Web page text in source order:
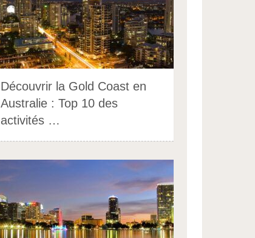
Découvrir la Gold Coast en
Australie : Top 10 des
activités …